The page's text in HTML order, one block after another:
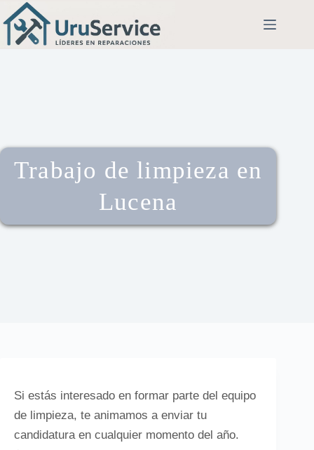
Trabajo de limpieza en
Lucena
Si estás interesado en formar parte del equipo
de limpieza, te animamos a enviar tu
candidatura en cualquier momento del año.